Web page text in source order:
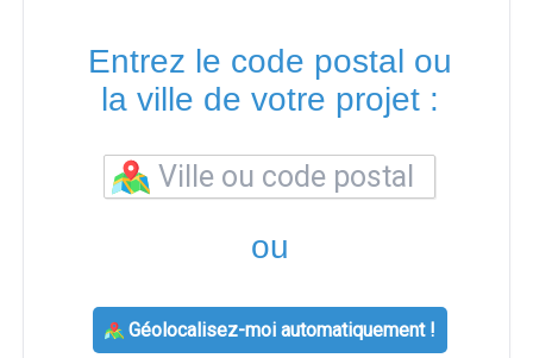
Entrez le code postal ou
la ville de votre projet :
ou
Géolocalisez-moi automatiquement !